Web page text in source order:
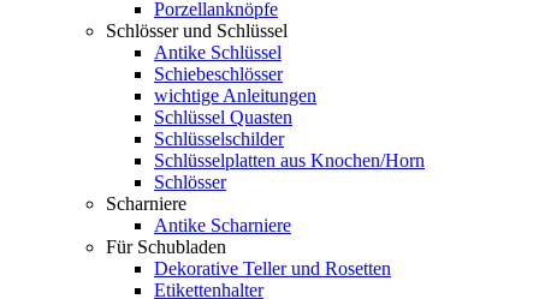
Porzellanknöpfe
Schlösser und Schlüssel
Antike Schlüssel
Schiebeschlösser
wichtige Anleitungen
Schlüssel Quasten
Schlüsselschilder
Schlüsselplatten aus Knochen/Horn
Schlösser
Scharniere
Antike Scharniere
Für Schubladen
Dekorative Teller und Rosetten
Etikettenhalter